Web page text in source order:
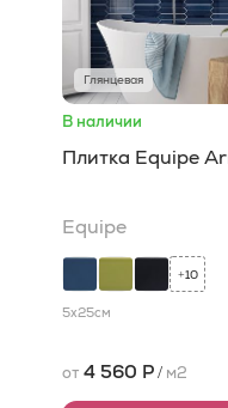
Глянцевая
В наличии
Плитка Equipe
Equipe
+10
5x25см
от 4 560 Р/ м2